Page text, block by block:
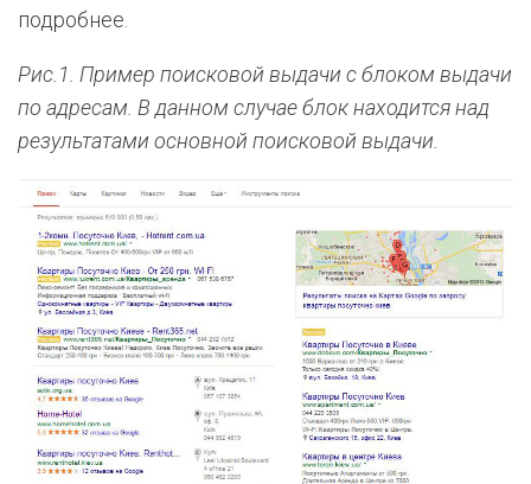
подробнее.
Рис.1. Пример поисковой выдачи с блоком выдачи
по адресам. В данном случае блок находится над
результатами основной поисковой выдачи.